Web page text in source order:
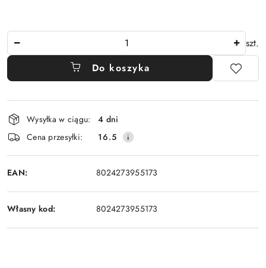
szt.
Do koszyka
Dostępność
i
dostawa
Wysyłka w ciągu:
4 dni
Cena przesyłki:
16.5
EAN: 8024273955173
Własny kod: 8024273955173